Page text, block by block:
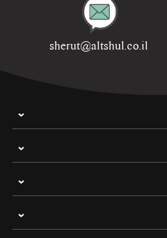
sherut@altshul.co.il